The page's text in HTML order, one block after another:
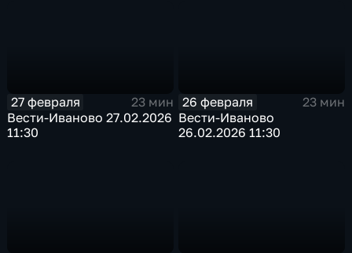
27 февраля
23 мин
Вести-Иваново 27.02.2026
11:30
26 февраля
23 мин
Вести-Иваново
26.02.2026 11:30